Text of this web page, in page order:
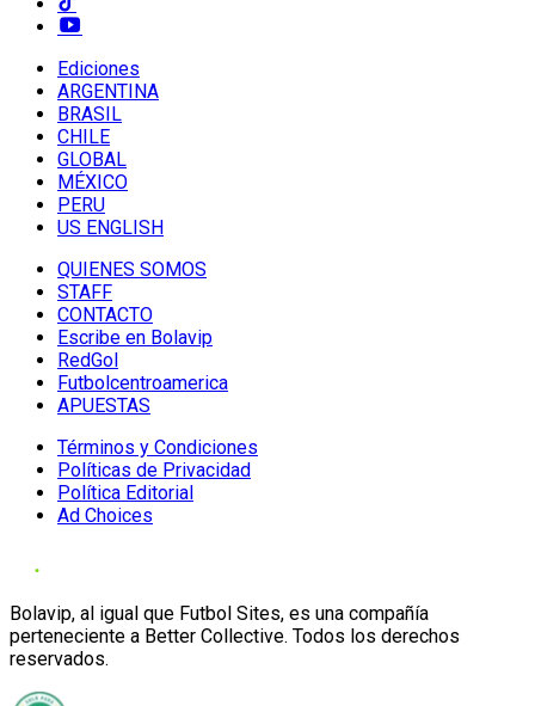
Ediciones
ARGENTINA
BRASIL
CHILE
GLOBAL
MÉXICO
PERU
US ENGLISH
QUIENES SOMOS
STAFF
CONTACTO
Escribe en Bolavip
RedGol
Futbolcentroamerica
APUESTAS
Términos y Condiciones
Políticas de Privacidad
Política Editorial
Ad Choices
Bolavip, al igual que Futbol Sites, es una compañía
perteneciente a Better Collective. Todos los derechos
reservados.